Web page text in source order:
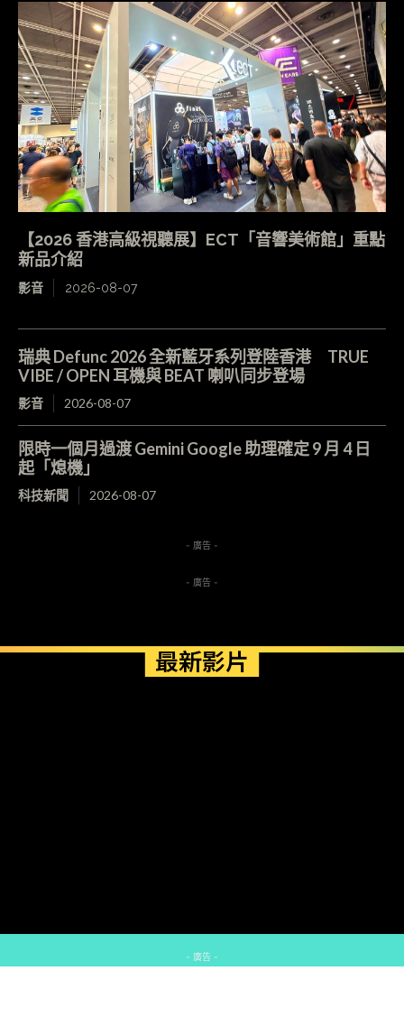
【2026 香港高級視聽展】ECT「音響美術館」重點
新品介紹
影音 2026-08-07
瑞典 Defunc 2026 全新藍牙系列登陸香港 TRUE
VIBE / OPEN 耳機與 BEAT 喇叭同步登場
影音 2026-08-07
限時一個月過渡 Gemini Google 助理確定 9 月 4 日
起「熄機」
科技新聞 2026-08-07
- 廣告 -
- 廣告 -
最新影片
- 廣告 -